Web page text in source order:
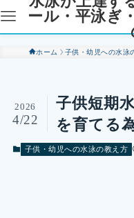
ール・平泳ぎ
ホーム 子供・幼児への水泳
子供短期
を育てる
2026
4/22
子供・幼児への水泳の教え方